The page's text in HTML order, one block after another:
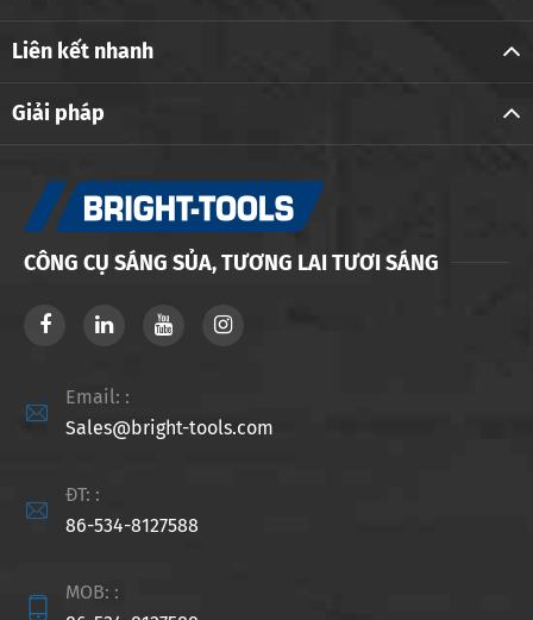
Liên kết nhanh
Giải pháp
CÔNG CỤ SÁNG SỦA, TƯƠNG LAI TƯƠI SÁNG

Email: :
Sales@bright-tools.com

ĐT: :
86-534-8127588

MOB: :